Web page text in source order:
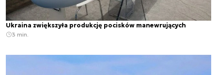
Ukraina zwiększyła produkcję pocisków manewrujących
3 min.